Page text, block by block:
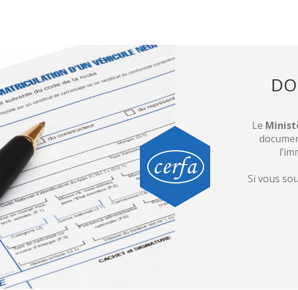
Le
Si vous